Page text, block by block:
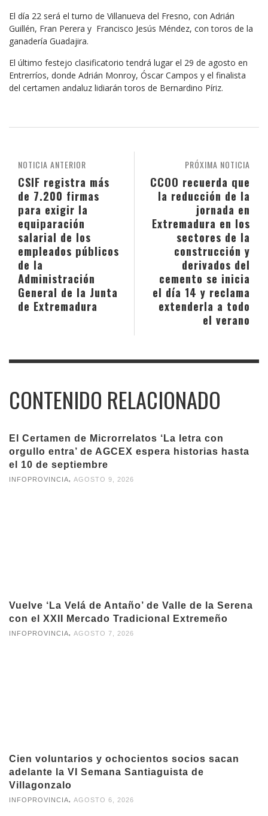
El día 22 será el turno de Villanueva del Fresno, con Adrián
Guillén, Fran Perera y Francisco Jesús Méndez, con toros de la
ganadería Guadajira.
El último festejo clasificatorio tendrá lugar el 29 de agosto en
Entrerríos, donde Adrián Monroy, Óscar Campos y el finalista
del certamen andaluz lidiarán toros de Bernardino Píriz.
PRÓXIMA NOTICIA
CCOO recuerda que
la reducción de la
jornada en
Extremadura en los
sectores de la
construcción y
derivados del
cemento se inicia
el día 14 y reclama
extenderla a todo
el verano
NOTICIA ANTERIOR
CSIF registra más
de 7.200 firmas
para exigir la
equiparación
salarial de los
empleados públicos
de la
Administración
General de la Junta
de Extremadura
CONTENIDO RELACIONADO
El Certamen de Microrrelatos ‘La letra con
orgullo entra’ de AGCEX espera historias hasta
el 10 de septiembre
INFOPROVINCIA AGOSTO 9, 2026
Vuelve ‘La Velá de Antaño’ de Valle de la Serena
con el XXII Mercado Tradicional Extremeño
INFOPROVINCIA AGOSTO 7, 2026
Cien voluntarios y ochocientos socios sacan
adelante la VI Semana Santiaguista de
Villagonzalo
INFOPROVINCIA, AGOSTO 6, 2026